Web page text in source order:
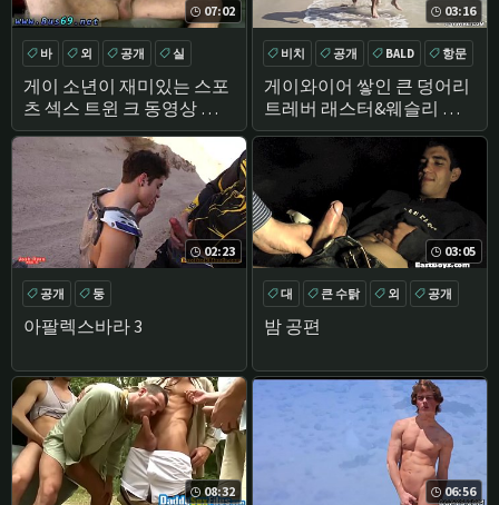
07:02
게이 소년이 재미있는 스포
츠 섹스 트윈 크 동영상 때
사람들은 파산,그들은
바 외 공개 실
03:16
게이와이어 쌓인 큰 덩어리
트레버 래스터&웨슬리 우
즈 부딪치는 추
비치 공개 BALD 항문
02:23
아팔렉스바라 3
공개 둥
03:05
밤 공편
대 큰 수탉 외 공개
08:32 06:56